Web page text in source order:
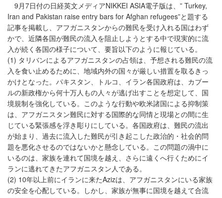
9月7日付の日経英文メディアNIKKEI ASIA電子版は、” Turkey,
Iran and Pakistan raise entry bars for Afghan refugees”と題する
記事を掲載し、アフガニスタンからの難民を受け入れる国はわず
かで、近隣各国が難民の流入を阻止しようとする中で現実的に流
入が続く各国の様子について、要旨以下のように報じている。
(1) タリバンによるアフガニスタンの占領は、予想される難民の流
入を食い止めるために、地域内外の国々が厳しい措置を取るきっ
かけとなった。パキスタン、トルコ、イラン各国政府は、カブー
ルの新政権から何十万人もの人々が逃げ出すことを想定して、国
境規制を強化している。このような行動や欧米諸国による抑制策
は、アフガニスタン難民に対する国際的な同情と現場との間に生
じている緊張感を浮き彫りにしている。各国政府は、難民の流出
が始まり、過去に流入した難民が引き起こした政治的・社会的問
題を悪化させるのではないかと懸念している。この問題の渦中に
いるのは、家族を連れて国境を越え、さらに遠くへ行くためにイ
ランに逃れてきたアフガニスタン人である。
(2) 10年以上前にイランに来たAzizは、アフガニスタンにいる家族
の安全を心配している。しかし、家族が無事に国境を越えて合流